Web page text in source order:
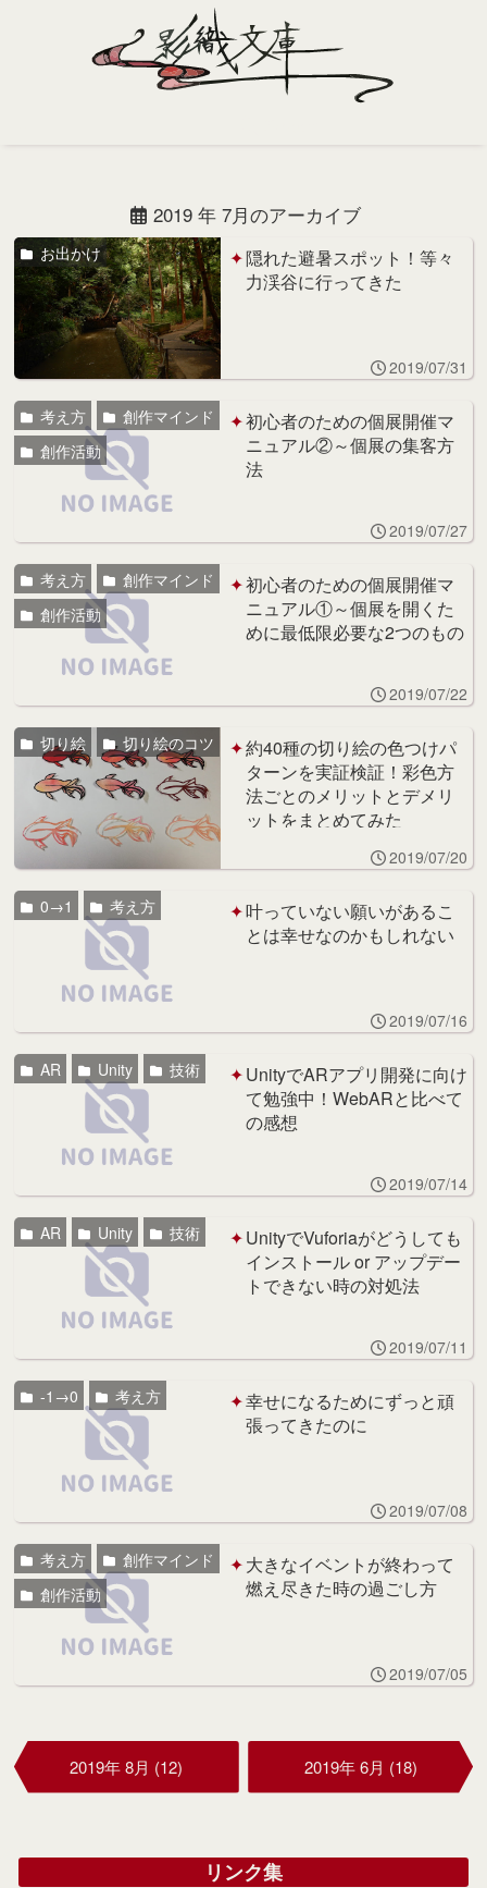
Profile
Portfolio
Support
Contact
2019 年 7月のアーカイブ
隠れた避暑スポット！等々
力渓谷に行ってきた
お出かけ
2019/07/31
初心者のための個展開催マ
ニュアル②～個展の集客方
法
考え方
創作マインド
創作活動
2019/07/27
初心者のための個展開催マ
ニュアル①～個展を開くた
めに最低限必要な2つのもの
考え方
創作マインド
創作活動
2019/07/22
約40種の切り絵の色つけパ
ターンを実証検証！彩色方
法ごとのメリットとデメリ
ットをまとめてみた
切り絵 切り絵のコツ
2019/07/20
叶っていない願いがあるこ
とは幸せなのかもしれない
0→1 考え方
2019/07/16
UnityでARアプリ開発に向け
て勉強中！WebARと比べて
の感想
AR Unity 技術
2019/07/14
UnityでVuforiaがどうしても
インストール or アップデー
トできない時の対処法
AR Unity 技術
2019/07/11
幸せになるためにずっと頑
張ってきたのに
-1→0 考え方
2019/07/08
大きなイベントが終わって
燃え尽きた時の過ごし方
考え方
創作マインド
創作活動
2019/07/05
2019年 6月 (18)
2019年 8月 (12)
リンク集